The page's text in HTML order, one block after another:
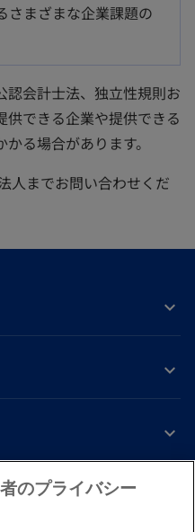
さまざまな企業課題の
認会計士法、独立性規則お
供できる企業や提供できる
る場合があります。
人までお問い合わせくだ
し
し
し
のプライバシー